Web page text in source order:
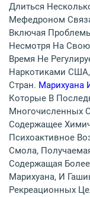
Длиться
Мефедроном
Включая
Несмотря На
Время Не
Наркотиками
Стран. Марихуана
Которые В
Многочисленных
Содержащее
Психоактивное
Смола,
Содержащая
Марихуана, И
Рекреационных